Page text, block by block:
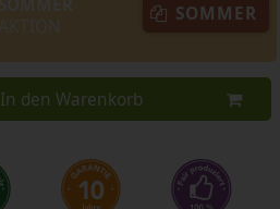
SOMMER
In den Warenkorb